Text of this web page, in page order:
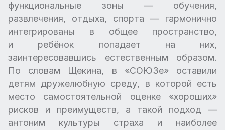
функциональные зоны — обучения,
развлечения, отдыха, спорта — гармонично
интегрированы в общее пространство,
и ребёнок попадает на них,
заинтересовавшись естественным образом.
По словам Щекина, в «СОЮЗе» оставили
детям дружелюбную среду, в которой есть
место самостоятельной оценке «хороших»
рисков и преимуществ, а такой подход —
антоним культуры страха и наиболее